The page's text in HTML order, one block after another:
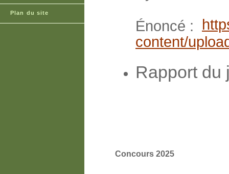
Plan du site
Énoncé :
content/
Rapport du
Concours 2025